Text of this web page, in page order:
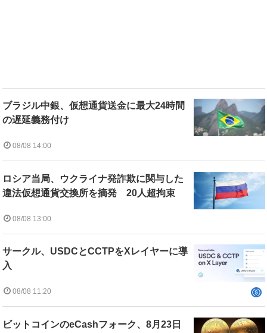
ブラジル中銀、仮想通貨送金に最大24時間
の遅延義務付け
08/08 14:00
ロシア当局、ウクライナ発詐欺に関与した
違法仮想通貨交換所を摘発 20人超拘束
08/08 13:00
サークル、USDCとCCTPをXレイヤーに導
入
08/08 11:20
ビットコインのeCashフォーク、8月23日